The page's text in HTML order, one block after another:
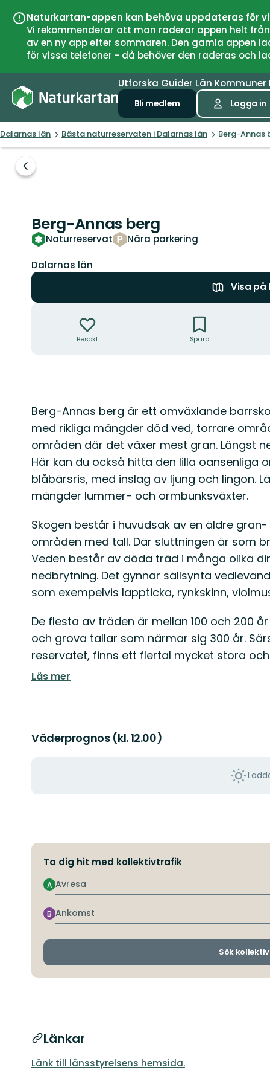
Naturkartan-appen kan behöva uppdateras för
Vi rekommenderar att man raderar appen helt
av en ny app efter sommaren. Den gamla
för vissa telefoner - då behöver den raderas och
Utforska Guider Län Kommuner
Bli medlem Logga in
Dalarnas län Bästa naturreservaten i Dalarnas län Berg-Annas
Föregående
bild
Berg-Annas berg
Naturreservat Nära parkering
Län:
Dalarnas län
Visa på
Besökt Spara
Beskrivning
Berg-Annas berg är ett omväxlande
med rikliga mängder död ved, torrare
områden där det växer mest gran. Längst
Här kan du också hitta den lilla oansenliga
blåbärsris, med inslag av ljung och lingon.
mängder lummer- och ormbunksväxter.
Skogen består i huvudsak av en äldre
områden med tall. Där sluttningen är som
Veden består av döda träd i många olika
nedbrytning. Det gynnar sällsynta
som exempelvis lappticka, rynkskinn,
De flesta av träden är mellan 100 och 200
och grova tallar som närmar sig 300 år.
reservatet, finns ett flertal mycket stora
Läs mer
Väderprognos (kl. 12.00)
Ta dig hit med kollektivtrafik
Avresa
A
Ankomst
B
Sök
Länkar
Länk till länsstyrelsens hemsida.